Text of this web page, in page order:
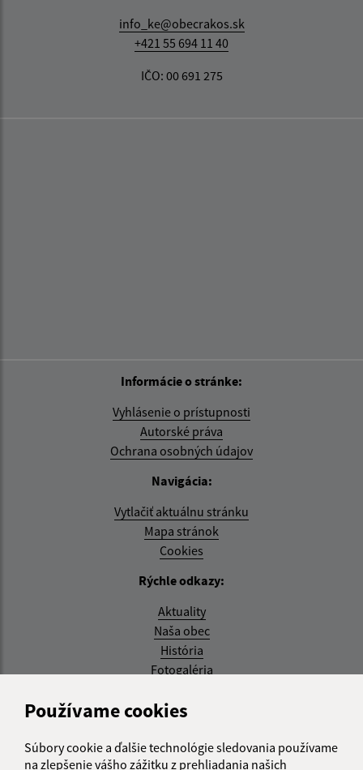
Používame cookies
Súbory cookie a ďalšie technológie sledovania používame
na zlepšenie vášho zážitku z prehliadania našich
info_ke@obecrakos.sk
+421 55 694 11 40
IČO: 00 691 275
Informácie o stránke:
Vyhlásenie o prístupnosti
Autorské práva
Ochrana osobných údajov
Navigácia:
Vytlačiť aktuálnu stránku
Mapa stránok
Cookies
Rýchle odkazy:
Aktuality
Naša obec
História
Fotogaléria
Aktualizované:
RSS